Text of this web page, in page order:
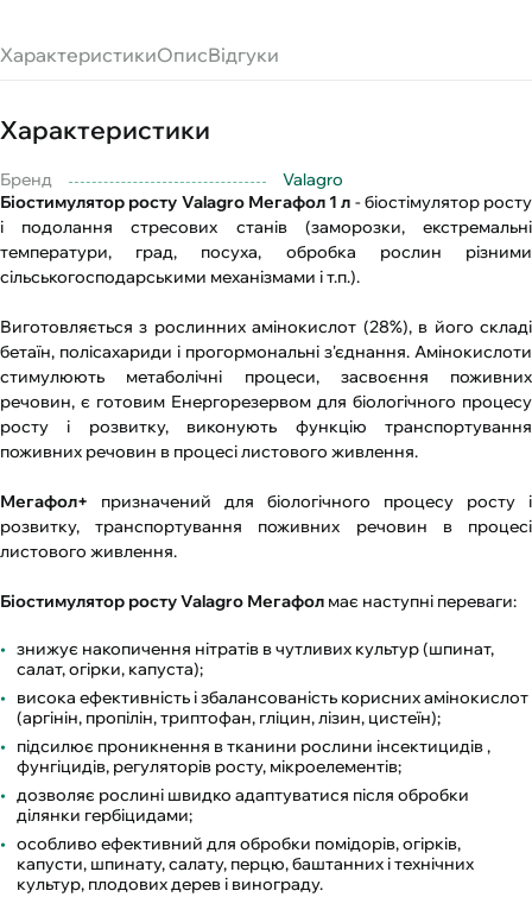
ХарактеристикиОписВідгуки
Характеристики
Бренд
Valagro
Біостимулятор росту Valagro Мегафол 1 л - біостімулятор росту
і подолання стресових станів (заморозки, екстремальні
температури, град, посуха, обробка рослин різними
сільськогосподарськими механізмами і т.п.).
Виготовляється з рослинних амінокислот (28%), в його складі
бетаїн, полісахариди і прогормональні з'єднання. Амінокислоти
стимулюють метаболічні процеси, засвоєння поживних
речовин, є готовим Енергорезервом для біологічного процесу
росту і розвитку, виконують функцію транспортування
поживних речовин в процесі листового живлення.
Мегафол+ призначений для біологічного процесу росту і
розвитку, транспортування поживних речовин в процесі
листового живлення.
Біостимулятор росту Valagro Мегафол має наступні переваги:
знижує накопичення нітратів в чутливих культур (шпинат,
салат, огірки, капуста);
висока ефективність і збалансованість корисних амінокислот
(аргінін, пропілін, триптофан, гліцин, лізин, цистеїн);
підсилює проникнення в тканини рослини інсектицидів ,
фунгіцидів, регуляторів росту, мікроелементів;
дозволяє рослині швидко адаптуватися після обробки
ділянки гербіцидами;
особливо ефективний для обробки помідорів, огірків,
капусти, шпинату, салату, перцю, баштанних і технічних
культур, плодових дерев і винограду.